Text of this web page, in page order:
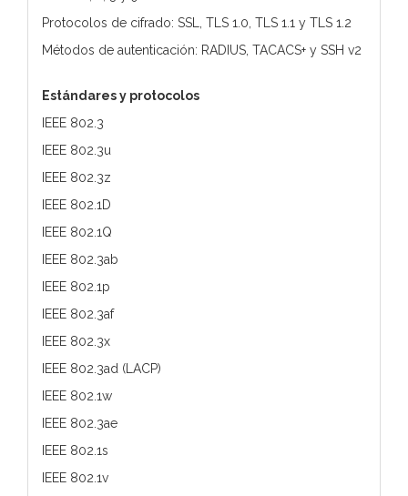
Protocolos de cifrado: SSL, TLS 1.0, TLS 1.1 y TLS 1.2
Métodos de autenticación: RADIUS, TACACS+ y SSH v2
Estándares y protocolos
IEEE 802.3
IEEE 802.3u
IEEE 802.3z
IEEE 802.1D
IEEE 802.1Q
IEEE 802.3ab
IEEE 802.1p
IEEE 802.3af
IEEE 802.3x
IEEE 802.3ad (LACP)
IEEE 802.1w
IEEE 802.3ae
IEEE 802.1s
IEEE 802.1v